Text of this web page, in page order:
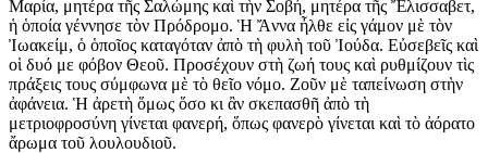
Μαρία, μητέρα τῆς Σαλώμης καὶ τὴν Σοβή, μητέρα τῆς Ἔλισσαβετ,
ἡ ὁποία γέννησε τὸν Πρόδρομο. Ἡ Ἄννα ἦλθε εἰς γάμον μὲ τὸν
Ἰωακείμ, ὁ ὁποῖος καταγόταν ἀπὸ τὴ φυλὴ τοῦ Ἰούδα. Εὐσεβεῖς καὶ
οἱ δυό με φόβον Θεοῦ. Προσέχουν στὴ ζωή τους καὶ ρυθμίζουν τὶς
πράξεις τους σύμφωνα μὲ τὸ θεῖο νόμο. Ζοῦν μὲ ταπείνωση στὴν
ἀφάνεια. Ἡ ἀρετὴ ὅμως ὅσο κι ἂν σκεπασθῆ ἀπὸ τὴ
μετριοφροσύνη γίνεται φανερή, ὅπως φανερὸ γίνεται καὶ τὸ ἀόρατο
ἄρωμα τοῦ λουλουδιοῦ.